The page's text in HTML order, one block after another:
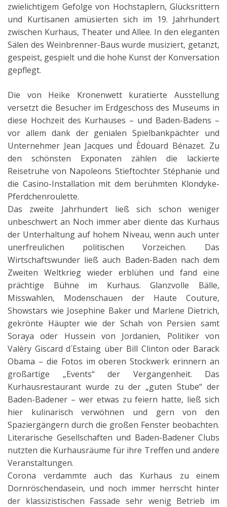
zwielichtigem Gefolge von Hochstaplern, Glücksrittern
und Kurtisanen amüsierten sich im 19. Jahrhundert
zwischen Kurhaus, Theater und Allee. In den eleganten
Sälen des Weinbrenner-Baus wurde musiziert, getanzt,
gespeist, gespielt und die hohe Kunst der Konversation
gepflegt.
Die von Heike Kronenwett kuratierte Ausstellung
versetzt die Besucher im Erdgeschoss des Museums in
diese Hochzeit des Kurhauses – und Baden-Badens –
vor allem dank der genialen Spielbankpächter und
Unternehmer Jean Jacques und Èdouard Bénazet. Zu
den schönsten Exponaten zählen die lackierte
Reisetruhe von Napoleons Stieftochter Stéphanie und
die Casino-Installation mit dem berühmten Klondyke-
Pferdchenroulette.
Das zweite Jahrhundert ließ sich schon weniger
unbeschwert an Noch immer aber diente das Kurhaus
der Unterhaltung auf hohem Niveau, wenn auch unter
unerfreulichen politischen Vorzeichen. Das
Wirtschaftswunder ließ auch Baden-Baden nach dem
Zweiten Weltkrieg wieder erblühen und fand eine
prächtige Bühne im Kurhaus. Glanzvolle Bälle,
Misswahlen, Modenschauen der Haute Couture,
Showstars wie Josephine Baker und Marlene Dietrich,
gekrönte Häupter wie der Schah von Persien samt
Soraya oder Hussein von Jordanien, Politiker von
Valèry Giscard d´Estaing über Bill Clinton oder Barack
Obama – die Fotos im oberen Stockwerk erinnern an
großartige „Events“ der Vergangenheit. Das
Kurhausrestaurant wurde zu der „guten Stube“ der
Baden-Badener – wer etwas zu feiern hatte, ließ sich
hier kulinarisch verwöhnen und gern von den
Spaziergängern durch die großen Fenster beobachten.
Literarische Gesellschaften und Baden-Badener Clubs
nutzten die Kurhausräume für ihre Treffen und andere
Veranstaltungen.
Corona verdammte auch das Kurhaus zu einem
Dornröschendasein, und noch immer herrscht hinter
der klassizistischen Fassade sehr wenig Betrieb im